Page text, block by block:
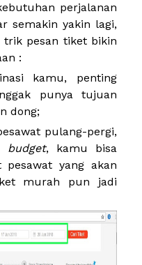
perjalanan
semakin yakin lagi,
trik pesan tiket bikin
:
kamu, penting
punya tujuan
dong;
pulang-pergi,
budget, kamu bisa
pesawat yang akan
murah pun jadi